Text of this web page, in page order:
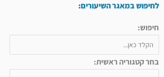
לחיפוש במאגר השיעורים:
חיפוש:
בחר קטגוריה ראשית: